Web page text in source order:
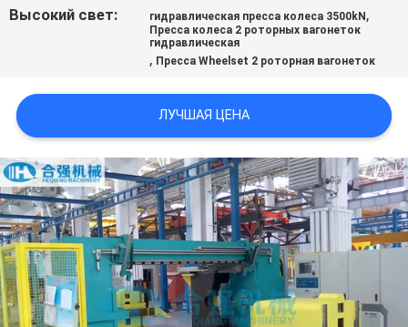
POLICY
Высокий свет: гидравлическая пресса колеса 3500kN ,
Пресса колеса 2 роторных вагонеток
гидравлическая
, Пресса Wheelset 2 роторная вагонеток
ЛУЧШАЯ ЦЕНА